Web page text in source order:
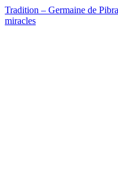
Tradition – Germaine de
miracles